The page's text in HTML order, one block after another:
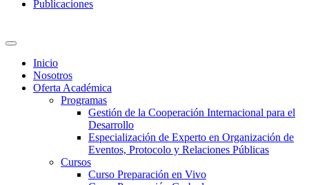
Publicaciones
Inicio
Nosotros
Oferta Académica
Programas
Gestión de la Cooperación Internacional para el
Desarrollo
Especialización de Experto en Organización de
Eventos, Protocolo y Relaciones Públicas
Cursos
Curso Preparación en Vivo